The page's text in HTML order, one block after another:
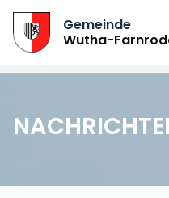
Gemeinde
Wutha-